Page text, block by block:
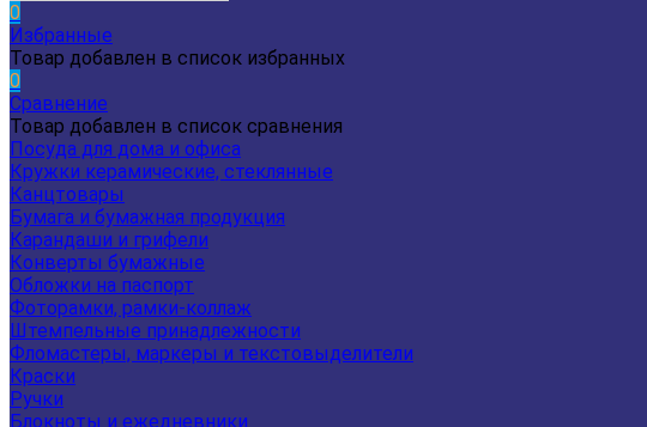
0
Избранные
Товар добавлен в список избранных
0
Сравнение
Товар добавлен в список сравнения
Посуда для дома и офиса
Кружки керамические, стеклянные
Канцтовары
Бумага и бумажная продукция
Карандаши и грифели
Конверты бумажные
Обложки на паспорт
Фоторамки, рамки-коллаж
Штемпельные принадлежности
Фломастеры, маркеры и текстовыделители
Краски
Ручки
Блокноты и ежедневники